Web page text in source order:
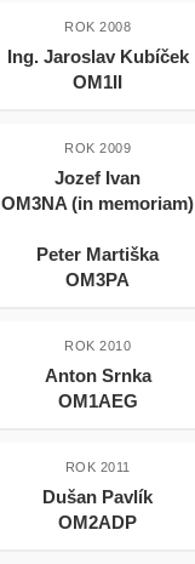
ROK 2008
Ing. Jaroslav Kubíček
OM1II
ROK 2009
Jozef Ivan
OM3NA (in memoriam)
Peter Martiška
OM3PA
ROK 2010
Anton Srnka
OM1AEG
ROK 2011
Dušan Pavlík
OM2ADP